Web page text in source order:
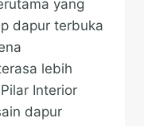
yang
dapur terbuka
lebih
Interior
dapur